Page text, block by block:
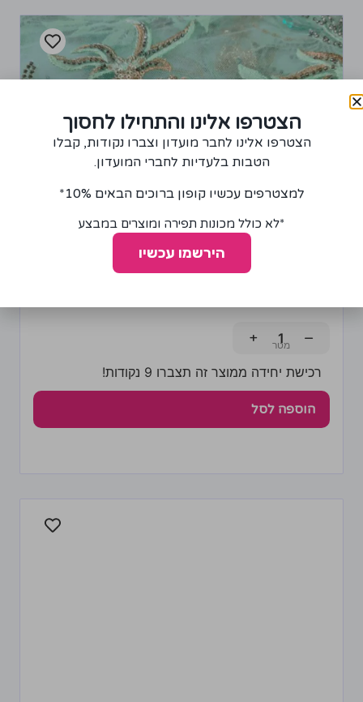
בד מחורז על בסיס טול עם תחרה ופייטים בצבע מנטה
−
+
רכישת יחידה ממוצר זה תצברו 9 נקודות!
הוספה לסל
הצטרפו אלינו והתחילו לחסוך
הצטרפו אלינו לחבר מועדון וצברו נקודות, קבלו
הטבות בלעדיות לחברי המועדון.
למצטרפים עכשיו קופון ברוכים הבאים 10%*
*לא כולל מכונות תפירה ומוצרים במבצע
הירשמו עכשיו